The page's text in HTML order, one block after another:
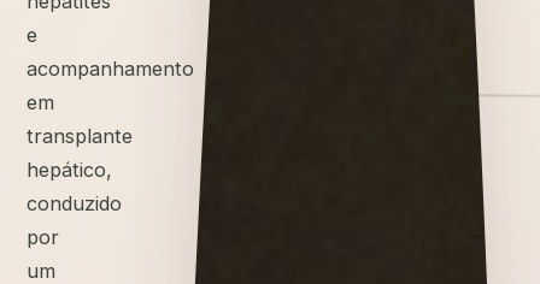
e
acompanhamento
em
transplante
hepático,
conduzido
por
um